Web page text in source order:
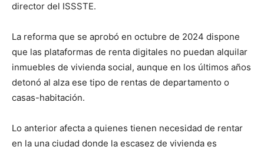
director del ISSSTE.
La reforma que se aprobó en octubre de 2024 dispone
que las plataformas de renta digitales no puedan alquilar
inmuebles de vivienda social, aunque en los últimos años
detonó al alza ese tipo de rentas de departamento o
casas-habitación.
Lo anterior afecta a quienes tienen necesidad de rentar
en la una ciudad donde la escasez de vivienda es